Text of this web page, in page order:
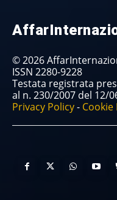
© 2026
ISSN 2280-9228
Testata registrata
al n. 230/2007 del 12/
Privacy Policy- Cookie